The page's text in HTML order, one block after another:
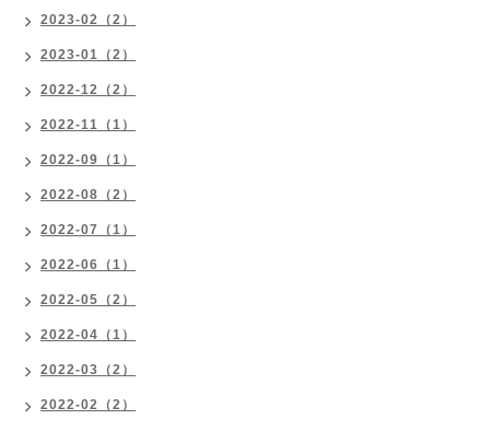
2023-02（2）
2023-01（2）
2022-12（2）
2022-11（1）
2022-09（1）
2022-08（2）
2022-07（1）
2022-06（1）
2022-05（2）
2022-04（1）
2022-03（2）
2022-02（2）